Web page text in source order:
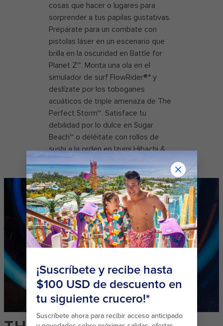
cosas que hacer o lugares para
sorprender a tus papilas gustativas.
Prepárate para un combate con
pistolas láser en un escenario que
brilla en la oscuridad en Battle for
Planet Z℠. Monta una ola en el
simulador de surf FlowRider®* y
deslízate por los toboganes
acuáticos de triple amenaza de The
Perfect Storm℠. Satisface tu
debilidad por lo dulce en Sugar
Beach℠ o deléitate con rollos de
sushi a la orden en Izumi Hibachi &
Sushi.